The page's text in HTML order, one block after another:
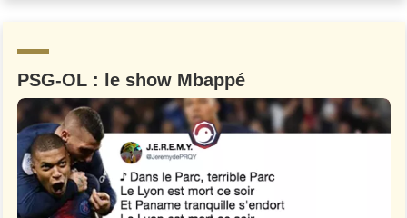
PSG-OL : le show Mbappé